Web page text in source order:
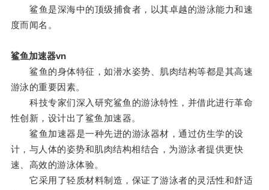
鲨鱼是深海中的顶级捕食者，以其卓越的游泳能力和速
度而闻名。
鲨鱼加速器vn
鲨鱼的身体特征，如潜水姿势、肌肉结构等都是其高速
游泳的重要因素。
科技专家们深入研究鲨鱼的游泳特性，并借此进行革命
性创新，设计出了鲨鱼加速器。
鲨鱼加速器是一种先进的游泳器材，通过仿生学的设
计，与人体的姿势和肌肉结构相结合，为游泳者提供更快
速、高效的游泳体验。
它采用了轻质材料制造，保证了游泳者的灵活性和舒适